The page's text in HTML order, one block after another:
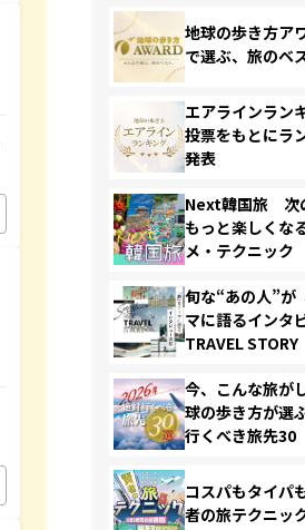
地球の歩き方
で選ぶ、旅のベ
エアラインラ
投票をもとにラ
発表
Next韓国旅 次
もっと楽しくな
メ・テクニック
旬な“あの人”が
マに語るインタ
TRAVEL STORY
今、こんな旅が
球の歩き方が選
行くべき旅先30
コスパもタイパ
者の旅テクニッ